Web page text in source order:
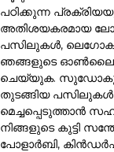
പഠിക്കുന്ന
അതിശയകരമായ
പസിലുകൾ,
ഞങ്ങളുടെ ഓൺലൈൻ
ചെയ്യുക. സുഡോകു,
തുടങ്ങിയ പസിലുകൾ
മെച്ചപ്പെടുത്താൻ
നിങ്ങളുടെ കുട്ടി
പോളാർബി,